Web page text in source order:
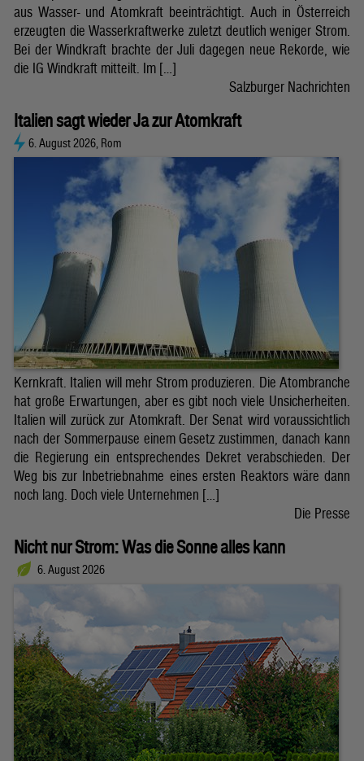
aus Wasser- und Atomkraft beeinträchtigt. Auch in Österreich
erzeugten die Wasserkraftwerke zuletzt deutlich weniger Strom.
Bei der Windkraft brachte der Juli dagegen neue Rekorde, wie
die IG Windkraft mitteilt. Im […]
Salzburger Nachrichten
Italien sagt wieder Ja zur Atomkraft
6. August 2026, Rom
Kernkraft. Italien will mehr Strom produzieren. Die Atombranche
hat große Erwartungen, aber es gibt noch viele Unsicherheiten.
Italien will zurück zur Atomkraft. Der Senat wird voraussichtlich
nach der Sommerpause einem Gesetz zustimmen, danach kann
die Regierung ein entsprechendes Dekret verabschieden. Der
Weg bis zur Inbetriebnahme eines ersten Reaktors wäre dann
noch lang. Doch viele Unternehmen […]
Die Presse
Nicht nur Strom: Was die Sonne alles kann
6. August 2026